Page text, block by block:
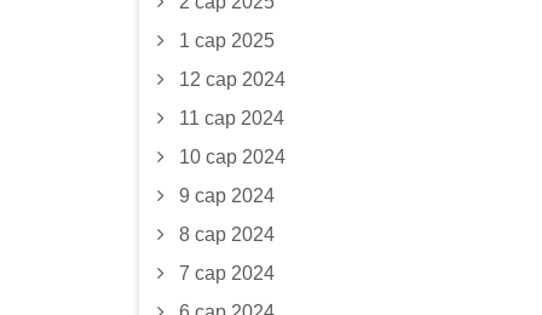
1 сар 2025
12 сар 2024
11 сар 2024
10 сар 2024
9 сар 2024
8 сар 2024
7 сар 2024